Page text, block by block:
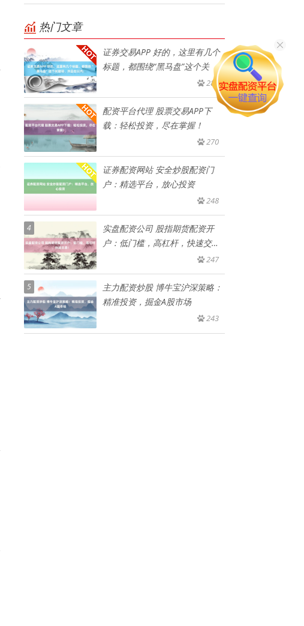
热门文章
证券交易APP 好的，这里有几个
标题，都围绕“黑马盘”这个关
285
配资平台代理 股票交易APP下
载：轻松投资，尽在掌握！
270
证券配资网站 安全炒股配资门
户：精选平台，放心投资
248
4
实盘配资公司 股指期货配资开
户：低门槛，高杠杆，快速交
247
5
主力配资炒股 博牛宝沪深策略：
精准投资，掘金A股市场
243